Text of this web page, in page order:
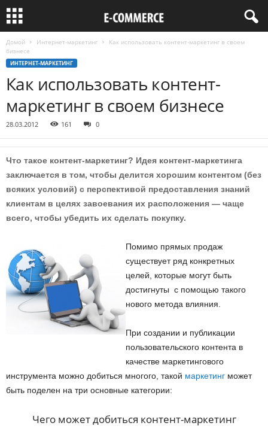
Домой Интернет-маркетинг
Как использовать контент-маркетинг в своем
бизнесе
ИНТЕРНЕТ-МАРКЕТИНГ
Как использовать контент-
маркетинг в своем бизнесе
28.03.2012 161 0
Что такое контент-маркетинг? Идея контент-маркетинга
заключается в том, чтобы делится хорошим контентом (без
всяких условий) c перспективой предоставления знаний
клиентам в целях завоевания их расположения — чаще
всего, чтобы убедить их сделать покупку.
Помимо прямых продаж
существует ряд конкретных
целей, которые могут быть
достигнуты с помощью такого
нового метода влияния.
При создании и публикации
пользовательского контента в
качестве маркетингового
инструмента можно добиться многого, такой маркетинг может
быть поделен на три основные категории:
Чего может добиться контент-маркетинг